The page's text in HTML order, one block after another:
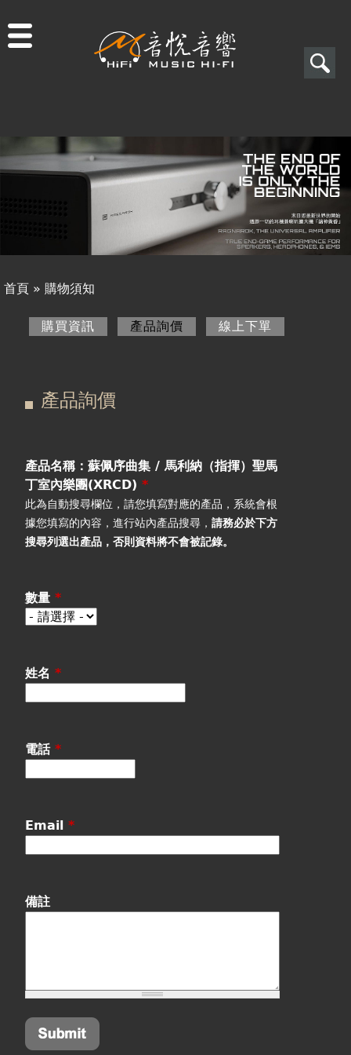
搜
表
單
搜
尋
商品一覽
二手專區
視聽專欄
購物須知
購買資訊
視聽室預約
線上商城
您
首頁 » 購物須知
引
標
籤
購買資訊 產品詢價 (作用中頁籤)
線上下單
產品詢價
產品名稱：蘇佩序曲集 / 馬利納（指揮）聖馬
丁室內樂團(XRCD)*
此為自動搜尋欄位，請您填寫對應的產品，系統會根
據您填寫的內容，進行站內產品搜尋，請務必於下方
搜尋列選出產品 ，否則資料將不會被記錄。
數量*
姓名*
電話*
Email*
備註